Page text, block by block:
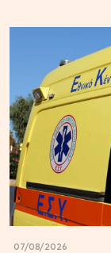
07/08/2026